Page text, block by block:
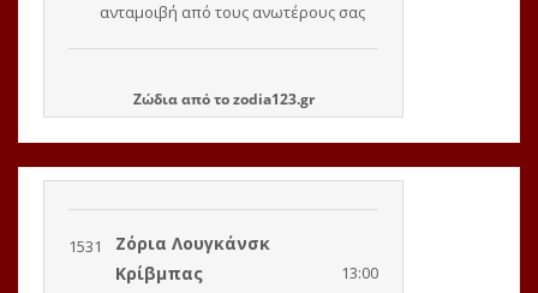
Ζώδιααπό τοzodia123.gr